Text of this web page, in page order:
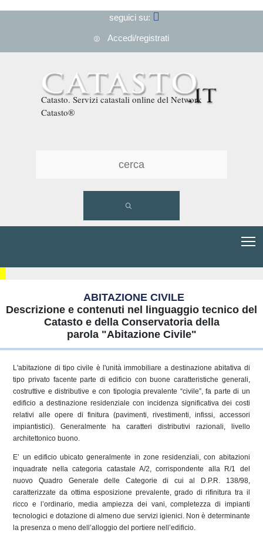
seguici su:
Accedi/registrati
Catasto. Servizi catastali online del Network
Catasto®
ABITAZIONE CIVILE
Descrizione e contenuti nel linguaggio tecnico del
Catasto e della Conservatoria della
parola "Abitazione Civile"
L'abitazione di tipo civile è l'unità immobiliare a destinazione abitativa di
tipo privato facente parte di edificio con buone caratteristiche generali,
costruttive e distributive e con tipologia prevalente “civile”, fa parte di un
edificio a destinazione residenziale con incidenza significativa dei costi
relativi alle opere di finitura (pavimenti, rivestimenti, infissi, accessori
impiantistici). Generalmente ha caratteri distributivi razionali, livello
architettonico buono.
E’ un edificio ubicato generalmente in zone residenziali, con abitazioni
inquadrate nella categoria catastale A/2, corrispondente alla R/1 del
nuovo Quadro Generale delle Categorie di cui al D.P.R. 138/98,
caratterizzate da ottima esposizione prevalente, grado di rifinitura tra il
ricco e l’ordinario, media ampiezza dei vani, completezza di impianti
tecnologici e dotazione di almeno due servizi igienici. Non è determinante
la presenza o meno dell’alloggio del portiere nell’edificio.